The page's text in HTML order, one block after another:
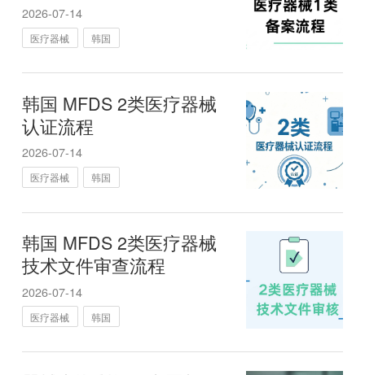
2026-07-14
医疗器械 韩国
韩国 MFDS 2类医疗器械
认证流程
2026-07-14
医疗器械 韩国
韩国 MFDS 2类医疗器械
技术文件审查流程
2026-07-14
医疗器械 韩国